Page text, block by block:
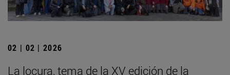
02 | 02 | 2026
La locura, tema de la XV edición de la